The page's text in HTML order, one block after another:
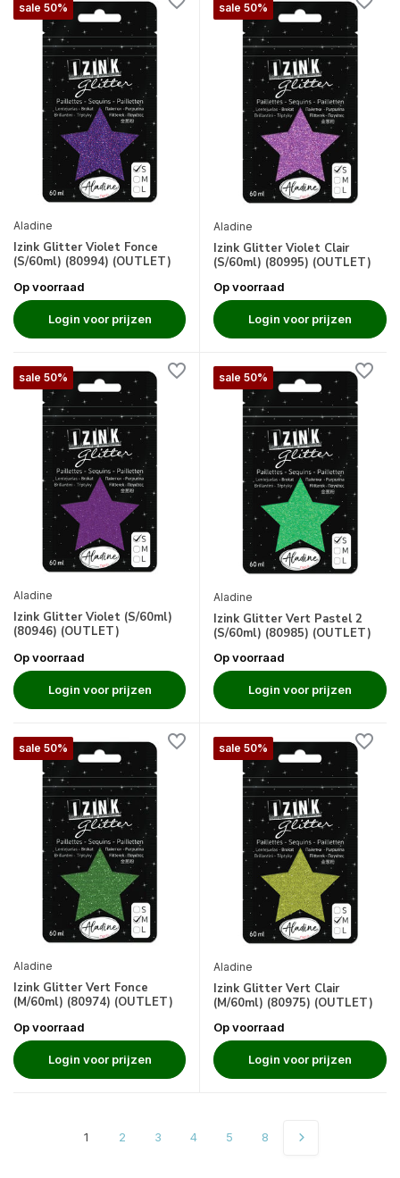
sale 50%
Aladine
Izink Glitter Violet Fonce
(S/60ml) (80994) (OUTLET)
Op voorraad
Login voor prijzen
sale 50%
Aladine
Izink Glitter Violet Clair
(S/60ml) (80995) (OUTLET)
Op voorraad
Login voor prijzen
sale 50%
Aladine
Izink Glitter Violet (S/60ml)
(80946) (OUTLET)
Op voorraad
Login voor prijzen
sale 50%
Aladine
Izink Glitter Vert Pastel 2
(S/60ml) (80985) (OUTLET)
Op voorraad
Login voor prijzen
sale 50%
Aladine
Izink Glitter Vert Fonce
(M/60ml) (80974) (OUTLET)
Op voorraad
Login voor prijzen
sale 50%
Aladine
Izink Glitter Vert Clair
(M/60ml) (80975) (OUTLET)
Op voorraad
Login voor prijzen
1 2 3 4 5 8